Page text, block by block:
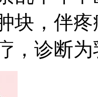
块，伴
，诊断为